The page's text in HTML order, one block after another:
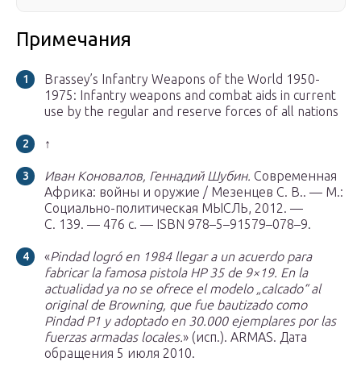
Примечания
Brassey’s Infantry Weapons of the World 1950-
1975: Infantry weapons and combat aids in current
use by the regular and reserve forces of all nations
↑
Иван Коновалов, Геннадий Шубин. Современная
Африка: войны и оружие / Мезенцев С. В.. — М.:
Социально-политическая МЫСЛЬ, 2012. —
С. 139. — 476 с. — ISBN 978–5–91579–078–9.
«Pindad logró en 1984 llegar a un acuerdo para
fabricar la famosa pistola HP 35 de 9×19. En la
actualidad ya no se ofrece el modelo „calcado“ al
original de Browning, que fue bautizado como
Pindad P1 y adoptado en 30.000 ejemplares por las
fuerzas armadas locales.» (исп.). ARMAS. Дата
обращения 5 июля 2010.